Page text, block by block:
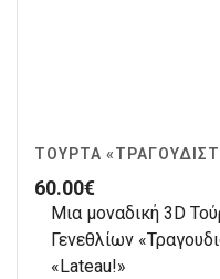
ΤΟΎΡΤΑ
60.00€
Μια μοναδική 3D
Γενεθλίων
«Lateau!»